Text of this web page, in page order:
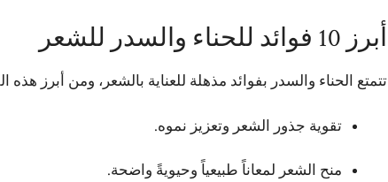
أبرز 10 فوائد للحناء والسدر للشعر
تتمتع الحناء والسدر بفوائد مذهلة للعناية بالشعر، ومن أبرز هذه
تقوية جذور الشعر وتعزيز نموه.
منح الشعر لمعاناً طبيعياً وحيويةً واضحة.